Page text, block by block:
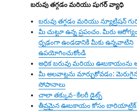
బరువు తగ్గడం మరియు షుగర్ వ్యాధి
బరువు తగ్గడం మరియు న్యూట్రిషన్
మీ చుట్టూ ఉన్న ప్రపంచం. మీరు
ధృఢంగా ఉండడానికి మీకు ఉన్నవాటిని
ఉపయోగించుకోండి
అధిక బరువు మరియు ఊబకాయంను
మీ అలవాట్లను మార్చుకోవడం:
సోపానాలు
చాలా తక్కువ-కేలరీ డైట్స్
తీవ్రమైన ఊబకాయం కోసం బారియాట్రిక్